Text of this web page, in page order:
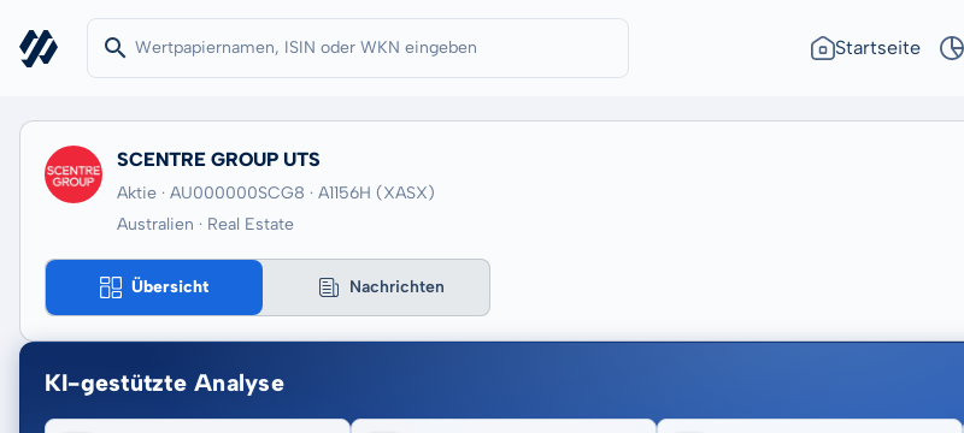
Startseite
SCENTRE GROUP UTS
Aktie · AU000000SCG8 · A1156H (XASX)
Australien · Real Estate
Übersicht Nachrichten
KI-gestützte Analyse